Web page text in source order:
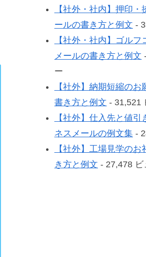
【社外・社内】押印・
ールの書き方と例文 -
【社外・社内】ゴルフ
メールの書き方と例文
ー
【社外】納期短縮の
書き方と例文 - 31,521
【社外】仕入先と値引
ネスメールの例文集 -
【社外】工場見学の
き方と例文 - 27,478 ビ